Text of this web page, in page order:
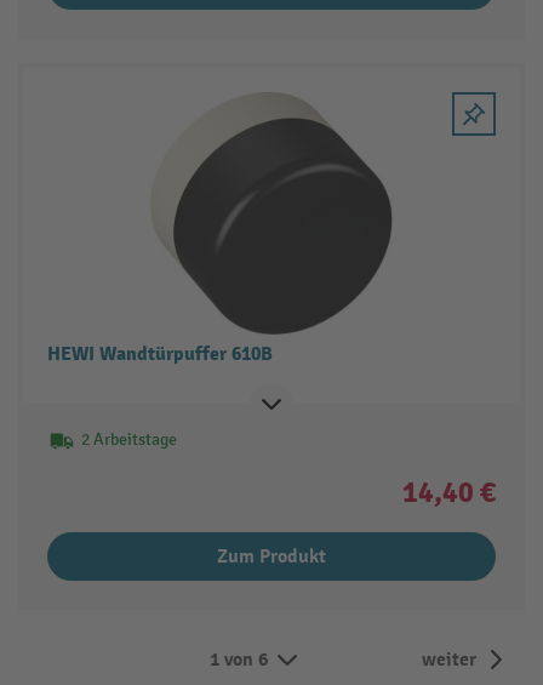
HEWI Wandtürpuffer 610B
2 Arbeitstage
14,40 €
Zum Produkt
1 von 6 weiter